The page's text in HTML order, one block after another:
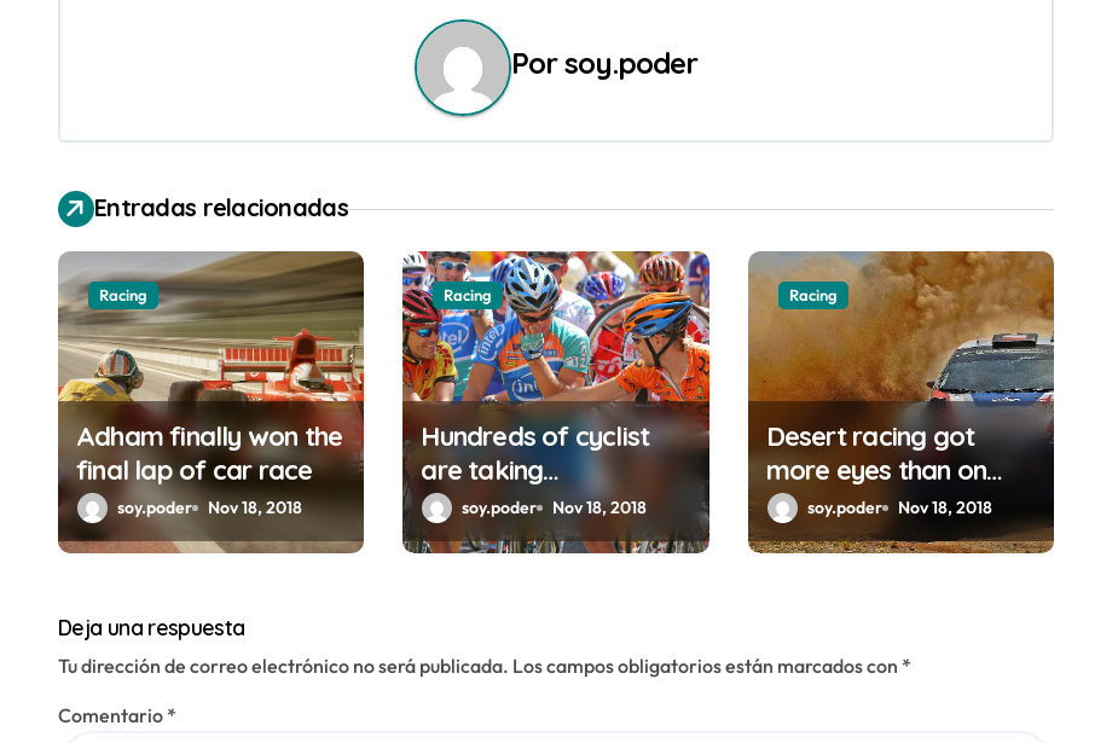
c
i
ó
n
d
e
e
n
t
r
a
Porsoy.poder
Entradas relacionadas
Racing
Adham finally won the
final lap of car race
soy.poder Nov 18, 2018
Racing
Hundreds of cyclist
are taking
participation
soy.poder Nov 18, 2018
Racing
Desert racing got
more eyes than on
roadsoy.poder Nov 18, 2018
Deja una respuesta
Tu dirección de correo electrónico no será publicada. Los campos obligatorios están marcados con *
Comentario *